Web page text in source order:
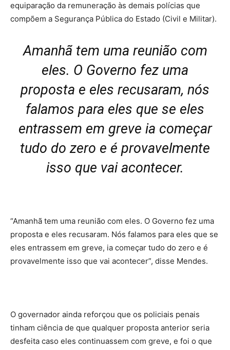
equiparação da remuneração às demais polícias que
compõem a Segurança Pública do Estado (Civil e Militar).
Amanhã tem uma reunião com
eles. O Governo fez uma
proposta e eles recusaram, nós
falamos para eles que se eles
entrassem em greve ia começar
tudo do zero e é provavelmente
isso que vai acontecer.
“Amanhã tem uma reunião com eles. O Governo fez uma
proposta e eles recusaram. Nós falamos para eles que se
eles entrassem em greve, ia começar tudo do zero e é
provavelmente isso que vai acontecer”, disse Mendes.
O governador ainda reforçou que os policiais penais
tinham ciência de que qualquer proposta anterior seria
desfeita caso eles continuassem com greve, e foi o que